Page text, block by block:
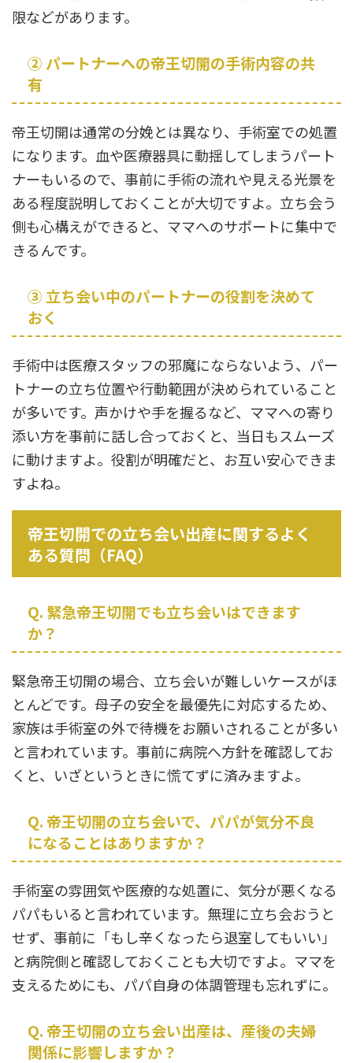
限などがあります。
② パートナーへの帝王切開の手術内容の共
有
帝王切開は通常の分娩とは異なり、手術室での処置
になります。血や医療器具に動揺してしまうパート
ナーもいるので、事前に手術の流れや見える光景を
ある程度説明しておくことが大切ですよ。立ち会う
側も心構えができると、ママへのサポートに集中で
きるんです。
③ 立ち会い中のパートナーの役割を決めて
おく
手術中は医療スタッフの邪魔にならないよう、パー
トナーの立ち位置や行動範囲が決められていること
が多いです。声かけや手を握るなど、ママへの寄り
添い方を事前に話し合っておくと、当日もスムーズ
に動けますよ。役割が明確だと、お互い安心できま
すよね。
帝王切開での立ち会い出産に関するよく
ある質問（FAQ）
Q. 緊急帝王切開でも立ち会いはできます
か？
緊急帝王切開の場合、立ち会いが難しいケースがほ
とんどです。母子の安全を最優先に対応するため、
家族は手術室の外で待機をお願いされることが多い
と言われています。事前に病院へ方針を確認してお
くと、いざというときに慌てずに済みますよ。
Q. 帝王切開の立ち会いで、パパが気分不良
になることはありますか？
手術室の雰囲気や医療的な処置に、気分が悪くなる
パパもいると言われています。無理に立ち会おうと
せず、事前に「もし辛くなったら退室してもいい」
と病院側と確認しておくことも大切ですよ。ママを
支えるためにも、パパ自身の体調管理も忘れずに。
Q. 帝王切開の立ち会い出産は、産後の夫婦
関係に影響しますか？